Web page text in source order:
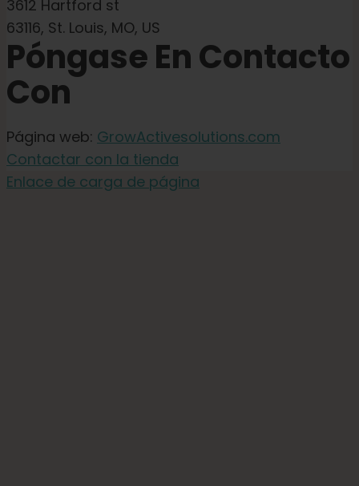
3612 Hartford st
63116, St. Louis, MO, US
Póngase En Contacto
Con
Página web: GrowActivesolutions.com
Contactar con la tienda
Enlace de carga de página